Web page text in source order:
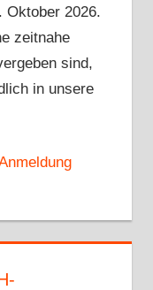
Oktober 2026.
zeitnahe
sind,
in unsere